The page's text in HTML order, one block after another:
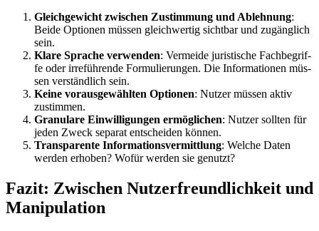
Gleich­ge­wicht zwi­schen Zustim­mung und Ableh­nung:
Bei­de Optio­nen müs­sen gleich­wer­tig sicht­bar und zugäng­lich
sein.
Kla­re Spra­che ver­wen­den: Ver­mei­de juris­ti­sche Fach­be­grif­
fe oder irre­füh­ren­de For­mu­lie­run­gen. Die Infor­ma­tio­nen müs­
sen ver­ständ­lich sein.
Kei­ne vor­ausge­wähl­ten Optio­nen: Nut­zer müs­sen aktiv
zustim­men.
Gra­nu­la­re Ein­wil­li­gun­gen ermög­li­chen: Nut­zer soll­ten für
jeden Zweck sepa­rat ent­schei­den kön­nen.
Trans­pa­ren­te Infor­ma­ti­ons­ver­mitt­lung: Wel­che Daten
wer­den erho­ben? Wofür wer­den sie genutzt?
Fazit: Zwi­schen Nut­zer­freund­lich­keit und
Mani­pu­la­ti­on